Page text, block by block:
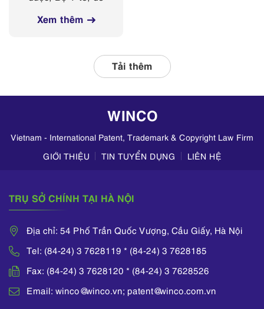
các nền tảng
mạng xã hội
tỉnh, thành phố
liên quan, tập
trung kiểm tra
Xem thêm
Tải thêm
WINCO
Vietnam - International Patent, Trademark & Copyright Law Firm
GIỚI THIỆU
TIN TUYỂN DỤNG LIÊN HỆ
TRỤ SỞ CHÍNH TẠI HÀ NỘI
Địa chỉ: 54 Phố Trần Quốc Vượng, Cầu Giấy, Hà Nội
Tel: (84-24) 3 7628119 * (84-24) 3 7628185
Fax: (84-24) 3 7628120 * (84-24) 3 7628526
Email: winco@winco.vn; patent@winco.com.vn